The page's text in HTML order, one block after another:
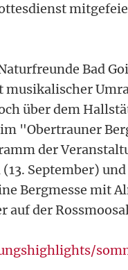
Bad
über dem
"Obertrauner
der
September)
Bergmesse mit
auf der